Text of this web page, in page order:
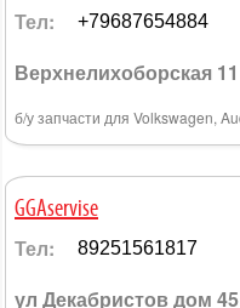
Тел: +79687654884
Верхнелихоборская 11
б/у запчасти для Volkswagen,
GGAservise
Тел: 89251561817
ул Декабристов дом 45